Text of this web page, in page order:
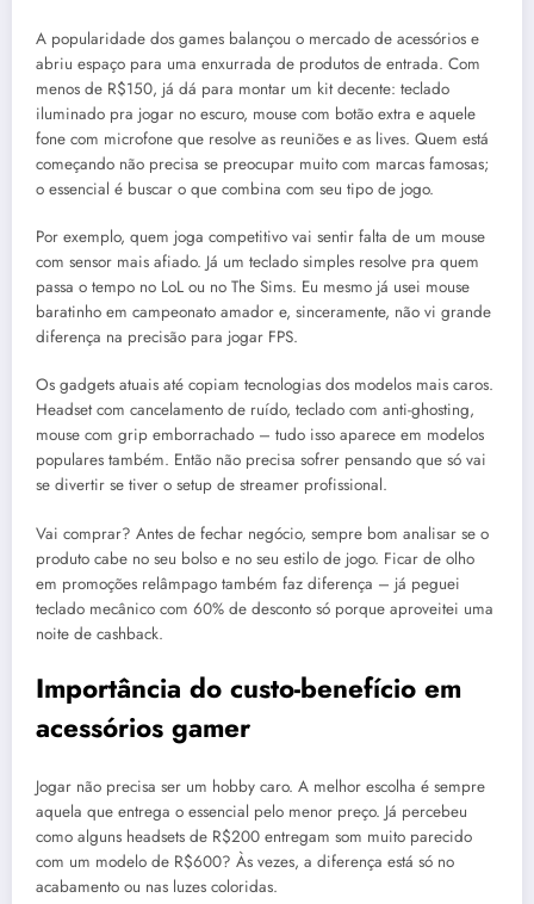
A popularidade dos games balançou o mercado de acessórios e
abriu espaço para uma enxurrada de produtos de entrada. Com
menos de R$150, já dá para montar um kit decente: teclado
iluminado pra jogar no escuro, mouse com botão extra e aquele
fone com microfone que resolve as reuniões e as lives. Quem está
começando não precisa se preocupar muito com marcas famosas;
o essencial é buscar o que combina com seu tipo de jogo.
Por exemplo, quem joga competitivo vai sentir falta de um mouse
com sensor mais afiado. Já um teclado simples resolve pra quem
passa o tempo no LoL ou no The Sims. Eu mesmo já usei mouse
baratinho em campeonato amador e, sinceramente, não vi grande
diferença na precisão para jogar FPS.
Os gadgets atuais até copiam tecnologias dos modelos mais caros.
Headset com cancelamento de ruído, teclado com anti-ghosting,
mouse com grip emborrachado – tudo isso aparece em modelos
populares também. Então não precisa sofrer pensando que só vai
se divertir se tiver o setup de streamer profissional.
Vai comprar? Antes de fechar negócio, sempre bom analisar se o
produto cabe no seu bolso e no seu estilo de jogo. Ficar de olho
em promoções relâmpago também faz diferença – já peguei
teclado mecânico com 60% de desconto só porque aproveitei uma
noite de cashback.
Importância do custo-benefício em
acessórios gamer
Jogar não precisa ser um hobby caro. A melhor escolha é sempre
aquela que entrega o essencial pelo menor preço. Já percebeu
como alguns headsets de R$200 entregam som muito parecido
com um modelo de R$600? Às vezes, a diferença está só no
acabamento ou nas luzes coloridas.